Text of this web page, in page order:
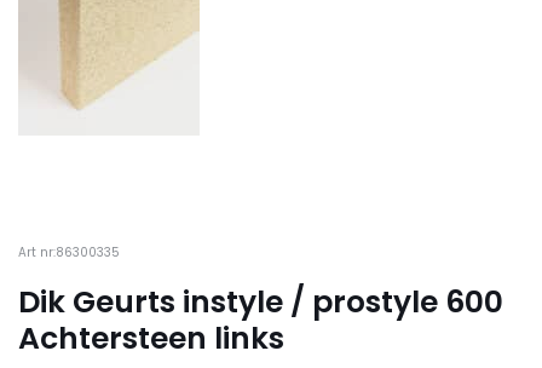
Art nr:86300335
Dik Geurts instyle / prostyle 600
Achtersteen links